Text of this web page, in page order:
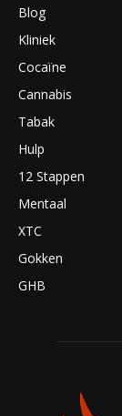
Blog
Kliniek
Cocaïne
Cannabis
Tabak
Hulp
12 Stappen
Mentaal
XTC
Gokken
GHB